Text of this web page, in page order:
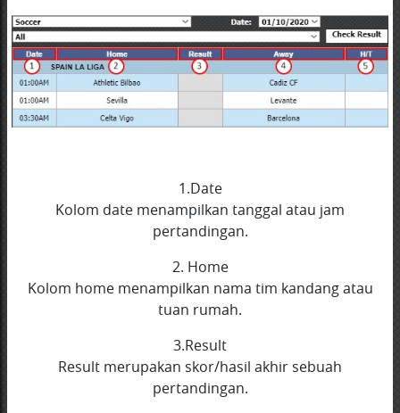
1.Date
Kolom date menampilkan tanggal atau jam
pertandingan.
2. Home
Kolom home menampilkan nama tim kandang atau
tuan rumah.
3.Result
Result merupakan skor/hasil akhir sebuah
pertandingan.